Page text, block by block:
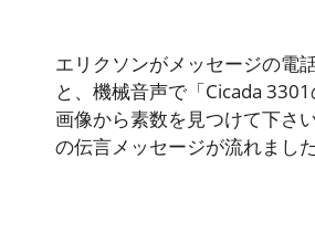
エリクソンがメッセージの電
と、機械音声で「Cicada
画像から素数を見つけて下さ
の伝言メッセージが流れました